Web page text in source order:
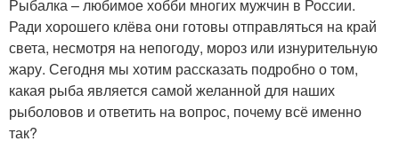
Рыбалка – любимое хобби многих мужчин в России.
Ради хорошего клёва они готовы отправляться на край
света, несмотря на непогоду, мороз или изнурительную
жару. Сегодня мы хотим рассказать подробно о том,
какая рыба является самой желанной для наших
рыболовов и ответить на вопрос, почему всё именно
так?